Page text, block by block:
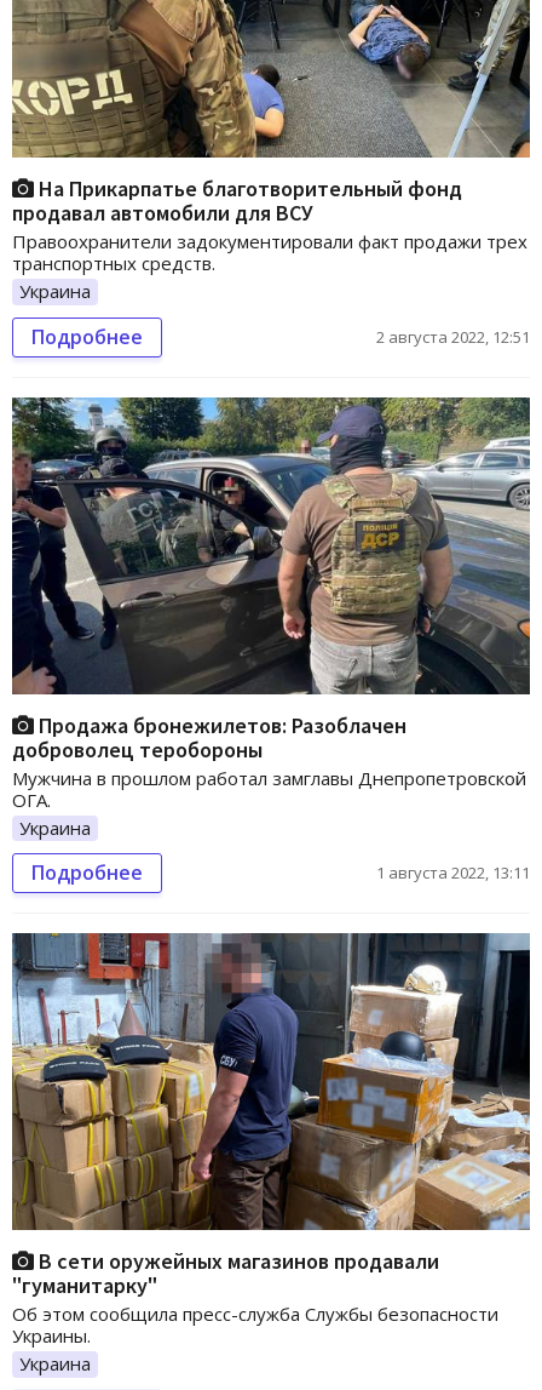
На Прикарпатье благотворительный фонд
продавал автомобили для ВСУ
Правоохранители задокументировали факт продажи трех
транспортных средств.
Украина
Подробнее 2 августа 2022, 12:51
Продажа бронежилетов: Разоблачен
доброволец теробороны
Мужчина в прошлом работал замглавы Днепропетровской
ОГА.
Украина
Подробнее 1 августа 2022, 13:11
В сети оружейных магазинов продавали
"гуманитарку"
Об этом сообщила пресс-служба Службы безопасности
Украины.
Украина